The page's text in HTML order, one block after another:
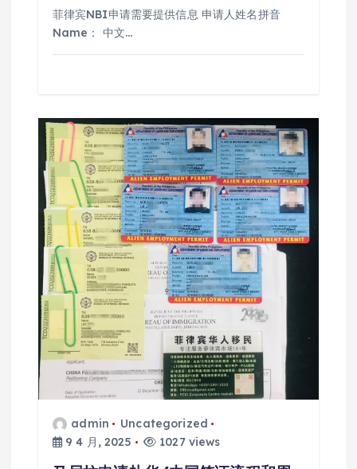
菲律宾NBI申请需要提供信息 申请人姓名拼音
Name： 中文…
admin
Uncategorized
9 4 月, 2025
1027 views